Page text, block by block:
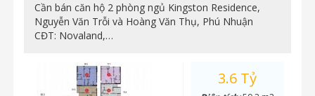
Cần bán căn hộ 2 phòng ngủ Kingston Residence,
Nguyễn Văn Trỗi và Hoàng Văn Thụ, Phú Nhuận
CĐT: Novaland,…
3.6 Tỷ